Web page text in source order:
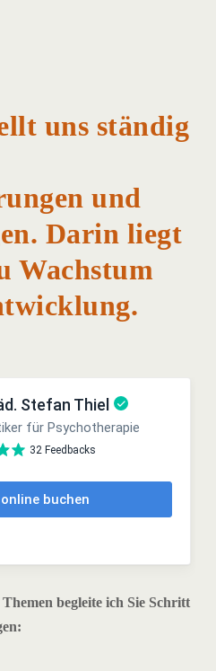
uns ständig
und
Darin liegt
Wachstum
begleite ich Sie Schritt